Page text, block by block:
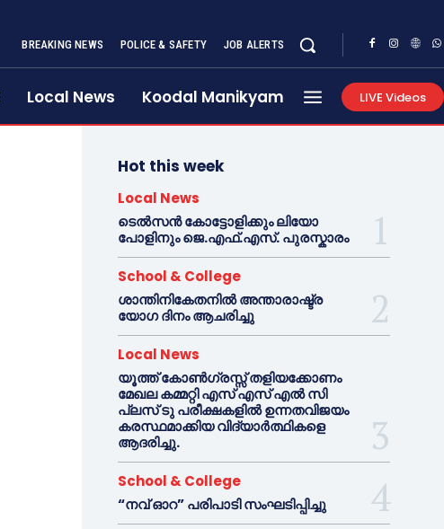
BREAKING NEWS POLICE & SAFETY JOB ALERTS
Local News Koodal Manikyam LIVE Videos
Hot this week
Local News
ടെൽസൻ കോട്ടോളിക്കും ലിയോ
പോളിനും ജെ.എഫ്.എസ്. പുരസ്കാരം
School & College
ശാന്തിനികേതനിൽ അന്താരാഷ്ട്ര
യോഗ ദിനം ആചരിച്ചു
Local News
യൂത്ത് കോൺഗ്രസ്സ് തളിയക്കോണം
മേഖല കമ്മറ്റി എസ് എസ് എൽ സി
പ്ലസ് ടു പരീക്ഷകളിൽ ഉന്നതവിജയം
കരസ്ഥമാക്കിയ വിദ്യാർത്ഥികളെ
ആദരിച്ചു.
School & College
“നവ് ഓറ” പരിപാടി സംഘടിപ്പിച്ചു